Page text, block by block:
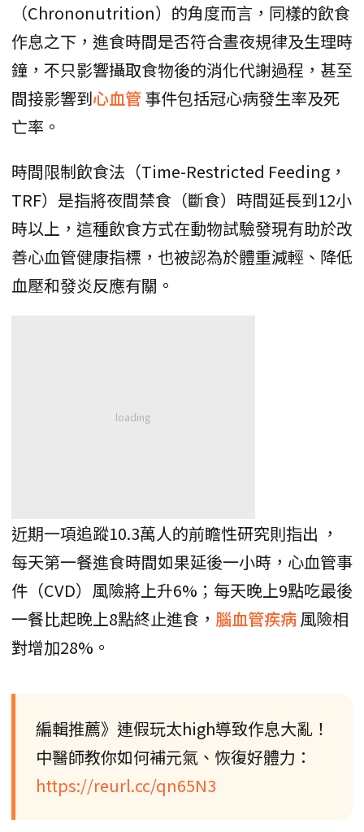
（Chrononutrition）的角度而言，同樣的飲食
作息之下，進食時間是否符合晝夜規律及生理時
鐘，不只影響攝取食物後的消化代謝過程，甚至
間接影響到心血管事件包括冠心病發生率及死
亡率。
時間限制飲食法（Time-Restricted Feeding，
TRF）是指將夜間禁食（斷食）時間延長到12小
時以上，這種飲食方式在動物試驗發現有助於改
善心血管健康指標，也被認為於體重減輕、降低
血壓和發炎反應有關。
近期一項追蹤10.3萬人的前瞻性研究則指出 ，
每天第一餐進食時間如果延後一小時，心血管事
件（CVD）風險將上升6%；每天晚上9點吃最後
一餐比起晚上8點終止進食， 腦血管疾病風險相
對增加28%。
編輯推薦》連假玩太high導致作息大亂！
中醫師教你如何補元氣、恢復好體力：
https://reurl.cc/qn65N3